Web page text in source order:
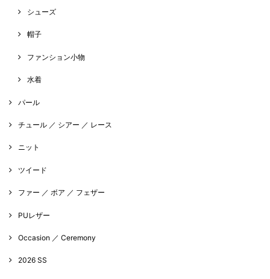
シューズ
帽子
ファンション小物
水着
パール
チュール ／ シアー ／ レース
ニット
ツイード
ファー ／ ボア ／ フェザー
PUレザー
Occasion ／ Ceremony
2026 SS